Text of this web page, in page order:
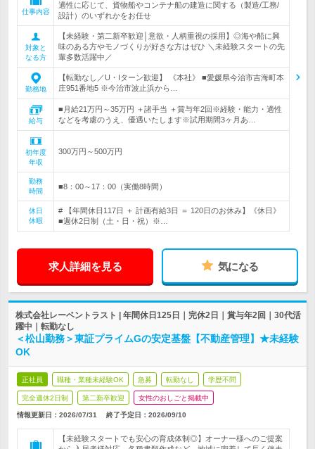
仕事内容
適性に応じて、貨物船やコンテナ船の建造に関する（製造/工務/
設計）のいずれかをお任せ
対象と
なる方
【未経験・第二新卒歓迎│意欲・人柄重視の採用】◎海や船に興
味のある方やモノづくりが好きな方はぜひ ＼未経験スタートの先
輩多数活躍中／
勤務地
【転勤なし／U・Iターン歓迎】 《本社》 ■愛媛県今治市吉海町本
庄951番地5 ※今治市波止浜から…
給与
■月給21万円～35万円 ＋諸手当 ＋賞与年2回※経験・能力・適性
などを考慮のうえ、優遇いたします※試用期間3ヶ月あ…
初年度
年収
300万円～500万円
勤務
時間
■8：00～17：00（実働8時間）
休日
休暇
# 【年間休日117日 ＋ 計画有給3日 ＝ 120日のお休み】《休日》
■週休2日制（土・日・祝）※…
求人詳細を見る 気になる
株式会社レーベントラスト | 年間休日125日｜完休2日｜賞与年2回｜30代活
躍中｜転勤なし
＜松山勤務＞東証プライムGの安定基盤【不動産管理】★未経験
OK
正社員 職種・業種未経験OK 急募 転勤なし 学歴不問
完全週休2日制 第二新卒歓迎 女性のおしごと掲載中
情報更新日：2026/07/31 終了予定日： 2026/09/10
【未経験スタートでも安心の育成体制◎】オーナー様へのご提案